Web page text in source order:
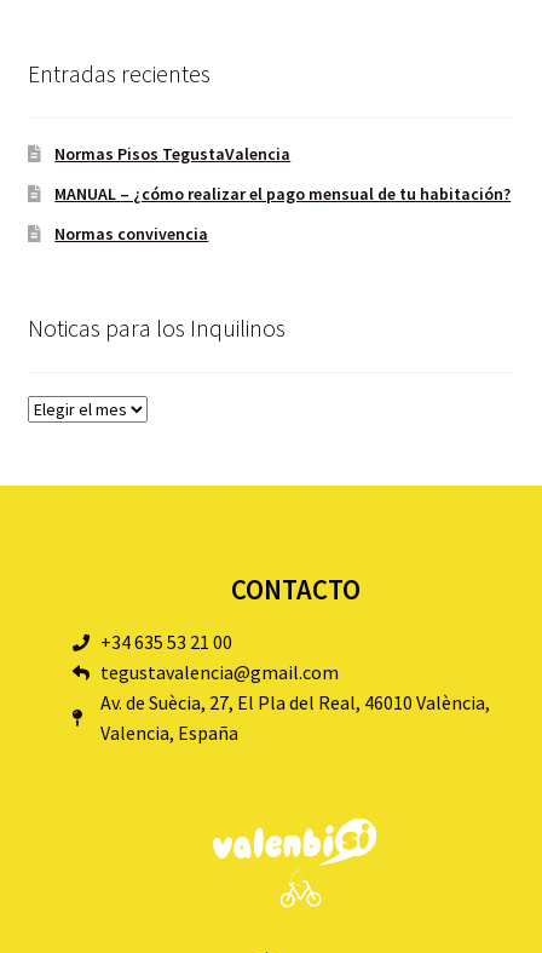
Entradas recientes
Normas Pisos TegustaValencia
MANUAL – ¿cómo realizar el pago mensual de tu habitación?
Normas convivencia
Noticas para los Inquilinos
CONTACTO
+34 635 53 21 00
tegustavalencia@gmail.com
Av. de Suècia, 27, El Pla del Real, 46010 València,
Valencia, España